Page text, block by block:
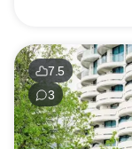
7.5
3